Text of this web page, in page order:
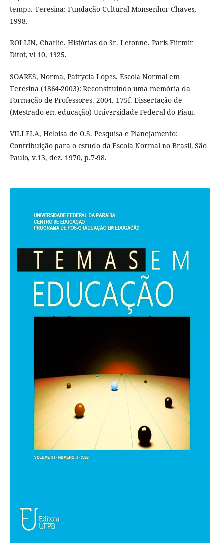
tempo. Teresina: Fundação Cultural Monsenhor Chaves,
1998.
ROLLIN, Charlie. Histórias do Sr. Letonne. Paris Fiirmin
Ditot, vl 10, 1925.
SOARES, Norma, Patrycia Lopes. Escola Normal em
Teresina (1864-2003): Reconstruindo uma memória da
Formação de Professores. 2004. 175f. Dissertação de
(Mestrado em educação) Universidade Federal do Piauí.
VILLELA, Heloisa de O.S. Pesquisa e Planejamento:
Contribuição para o estudo da Escola Normal no Brasil. São
Paulo, v.13, dez. 1970, p.7-98.